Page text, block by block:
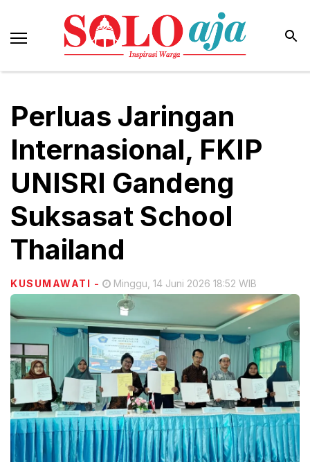
Perluas Jaringan
Internasional, FKIP
UNISRI Gandeng
Suksasat School
Thailand
KUSUMAWATI - Minggu, 14 Juni 2026 18:52 WIB